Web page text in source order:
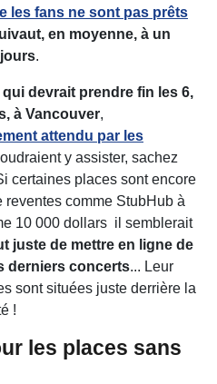
les fans ne sont pas prêts
en moyenne, à un
.
qui devrait prendre fin les 6,
à Vancouver,
attendu par les
y assister, sachez
certaines places sont encore
comme StubHub à
10 000 dollars il semblerait
juste de mettre en ligne de
derniers concerts... Leur
sont situées juste derrière la
!
les places sans